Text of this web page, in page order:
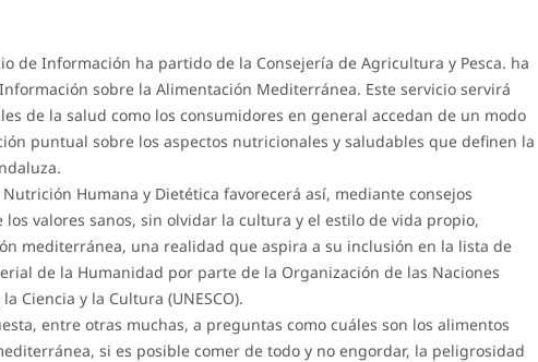
de Información ha partido de la Consejería de Agricultura y Pesca. ha
sobre la Alimentación Mediterránea. Este servicio servirá
de la salud como los consumidores en general accedan de un modo
puntual sobre los aspectos nutricionales y saludables que definen la
Humana y Dietética favorecerá así, mediante consejos
valores sanos, sin olvidar la cultura y el estilo de vida propio,
mediterránea, una realidad que aspira a su inclusión en la lista de
de la Humanidad por parte de la Organización de las Naciones
Ciencia y la Cultura (UNESCO).
entre otras muchas, a preguntas como cuáles son los alimentos
si es posible comer de todo y no engordar, la peligrosidad